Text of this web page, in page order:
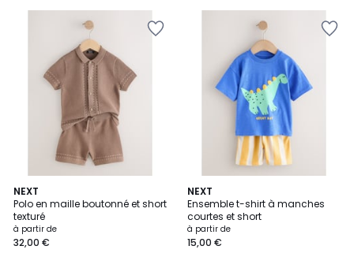
NEXT
Polo en maille boutonné et short
texturé
à partir de
32,00 €
2
Couleurs
NEXT
Ensemble t-shirt à manches
courtes et short
à partir de
15,00 €
8
Couleurs